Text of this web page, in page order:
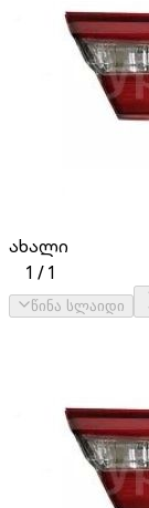
ახალი
1 /1
წინა სლაიდი